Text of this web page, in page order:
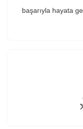
başarıyla hayata